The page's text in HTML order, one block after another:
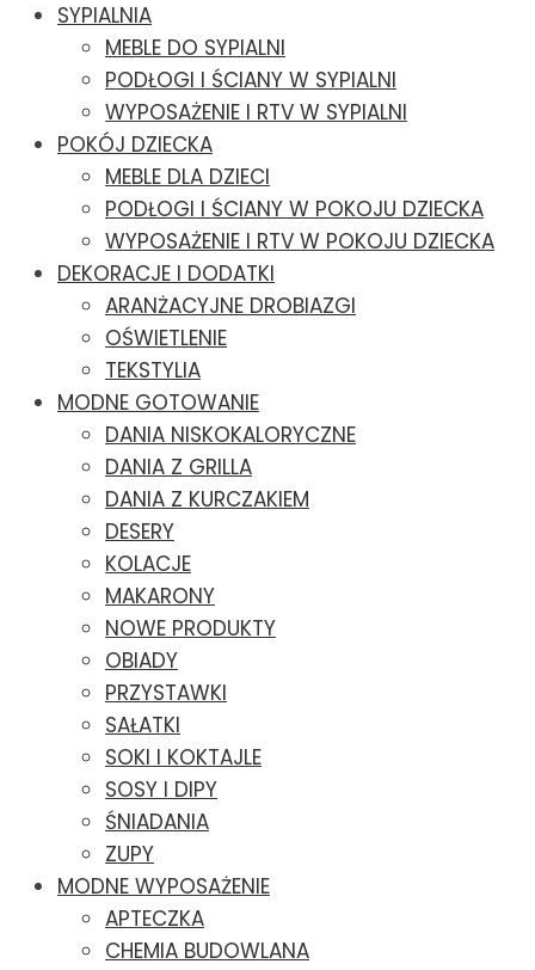
SYPIALNIA
MEBLE DO SYPIALNI
PODŁOGI I ŚCIANY W SYPIALNI
WYPOSAŻENIE I RTV W SYPIALNI
POKÓJ DZIECKA
MEBLE DLA DZIECI
PODŁOGI I ŚCIANY W POKOJU DZIECKA
WYPOSAŻENIE I RTV W POKOJU DZIECKA
DEKORACJE I DODATKI
ARANŻACYJNE DROBIAZGI
OŚWIETLENIE
TEKSTYLIA
MODNE GOTOWANIE
DANIA NISKOKALORYCZNE
DANIA Z GRILLA
DANIA Z KURCZAKIEM
DESERY
KOLACJE
MAKARONY
NOWE PRODUKTY
OBIADY
PRZYSTAWKI
SAŁATKI
SOKI I KOKTAJLE
SOSY I DIPY
ŚNIADANIA
ZUPY
MODNE WYPOSAŻENIE
APTECZKA
CHEMIA BUDOWLANA